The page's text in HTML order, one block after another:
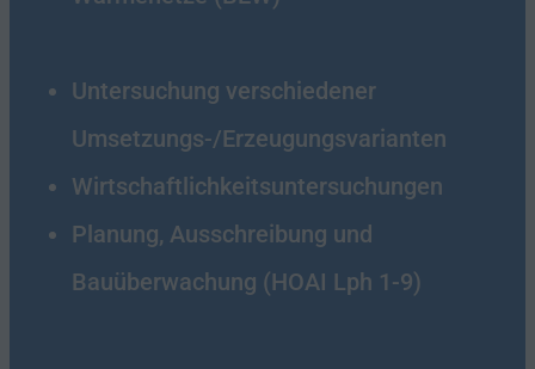
Untersuchung verschiedener
Umsetzungs-/Erzeugungsvarianten
Wirtschaftlichkeitsuntersuchungen
Planung, Ausschreibung und
Bauüberwachung (HOAI Lph 1-9)